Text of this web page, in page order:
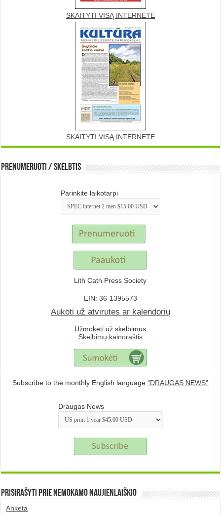
SKAITYTI VISĄ INTERNETE
SKAITYTI VISĄ INTERNETE
Prenumeruoti / Skelbtis
Parinkite laikotarpi
Lith Cath Press Society
EIN: 36-1395573
Aukoti už atvirutes ar kalendorių
Užmokėti už skelbimus
Skelbimų kainoraštis
Subscribe to the monthly English language"DRAUGAS NEWS"
Draugas News
Prisirašyti prie nemokamo naujienlaiškio
Anketa